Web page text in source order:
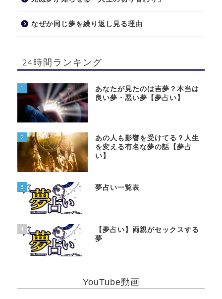
なぜか同じ夢を繰り返し見る理由
24時間ランキング
1
あなたが見たのは吉夢？本当は
良い夢・悪い夢【夢占い】
2
あの人も影響を受けてる？人生
を変える有名な夢の話【夢占
い】
3 夢占い一覧表
4
【夢占い】両親がセックスする
夢
YouTube動画